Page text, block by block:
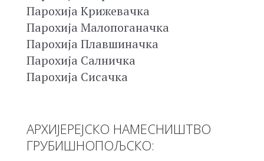
Парохија Крижевачка
Парохија Малопоганачка
Парохија Плавшиначка
Парохија Салничка
Парохија Сисачка
АРХИЈЕРЕЈСКО НАМЕСНИШТВО
ГРУБИШНОПОЉСКО: